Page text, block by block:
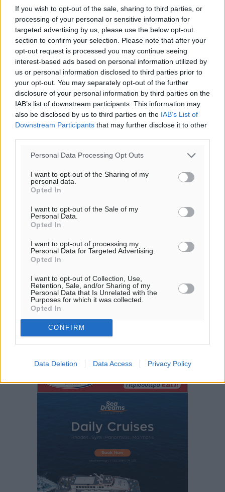
If you wish to opt-out of the sale, sharing to third parties, or
processing of your personal or sensitive information for
targeted advertising by us, please use the below opt-out
section to confirm your selection. Please note that after your
opt-out request is processed you may continue seeing
interest-based ads based on personal information utilized by
us or personal information disclosed to third parties prior to
your opt-out. You may separately opt-out of the further
disclosure of your personal information by third parties on the
IAB’s list of downstream participants. This information may
also be disclosed by us to third parties on the IAB’s List of
Downstream Participants that may further disclose it to other
Personal Data Processing Opt Outs
I want to opt-out of the Sharing of my
personal data.
Opted In
I want to opt-out of the Sale of my
Personal Data.
Opted In
I want to opt-out of processing my
Personal Data for Targeted Advertising.
Opted In
I want to opt-out of Collection, Use,
Retention, Sale, and/or Sharing of my
Personal Data that Is Unrelated with the
Purposes for which it was collected.
Opted In
CONFIRM
Data Deletion Data Access Privacy Policy
ΥΠΑΑΤ: 12,5 εκατ. ευρώ στις 13 Περιφέρειες για μέτρα
βιοασφάλειας
Τοπικές Ειδήσεις• πριν 30 λεπτά
Ποιοι φοιτητές μπορούν να λάβουν ενίσχυση για
στέγη έως 2.500 ευρώ
Ειδήσεις• πριν 39 λεπτά
«Γιατί οι Τούρκοι συρρέουν στα ελληνικά νησιά»:
Τουρκική εφημερίδα εξηγεί τους λόγους που οι
«Μουσικό Ταξίδι στο Αιγαίο»: Η Ρόδος έγραψε μια
νέα σελίδα στον πολιτισμό
Άμεσα μέτρα για την ενίσχυση του Νοσοκομείου
ανακοίνωσε ο Άδωνις Γεωργιάδης
Τοπικές Ειδήσεις
Iατρικός Σύλλογος Ροδου προς Α. Γεωργιάδη:
Στρατηγικές Προτάσεις για την Ενίσχυση της
Νοσοκομεία της Γ΄ Ζώνης
Τοπικές Ειδήσεις• πριν 2 ώρες
Πάνθηρες: Ξεκίνησαν αισιόδοξοι για την παρθενική
Αθλητικά• πριν 2 ώρες
Αθλητικά• πριν 2 ώρες
Περισσότερες ειδήσεις